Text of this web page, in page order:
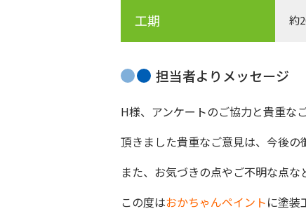
工期 約
担当者よりメッセージ
H様、アンケートのご協力と貴重な
頂きました貴重なご意見は、今後の
また、お気づきの点やご不明な点な
この度はおかちゃんペイントに塗装